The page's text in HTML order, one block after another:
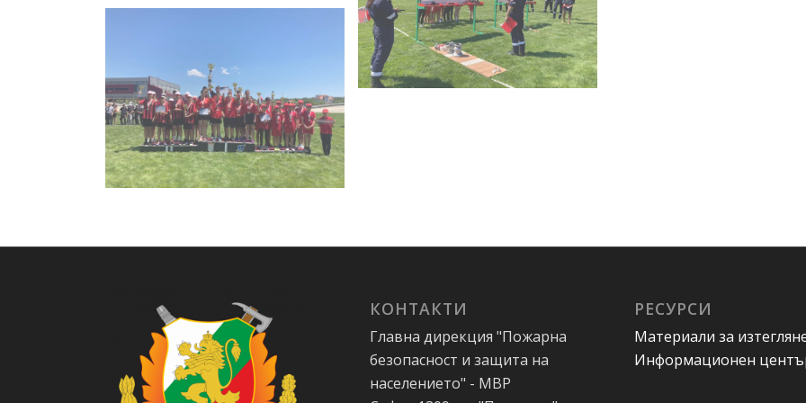
КОНТАКТИ
Главна дирекция "Пожарна
безопасност и защита на
населението" - МВР
РЕСУРСИ
Материали за
Информационен